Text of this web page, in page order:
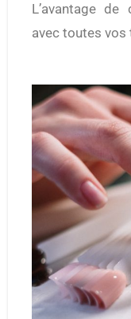
L’avantage
avec toutes vos